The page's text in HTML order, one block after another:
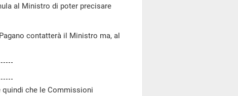
al Ministro di poter precisare
contatterà il Ministro ma, al
quindi che le Commissioni